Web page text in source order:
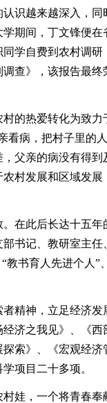
识越来越深入，
期间，丁文锋便
学自费到农村调
查》，该报告最终
热爱转化为致力
看病，把村子里的
父亲的病没有得
村发展和区域发
在此后长达十五年
书记、教研室主
教书育人先进个人”
神，立足经济发
济之我见》、《
索》、《宏观经
项目二十多项。
，一个将青春奉